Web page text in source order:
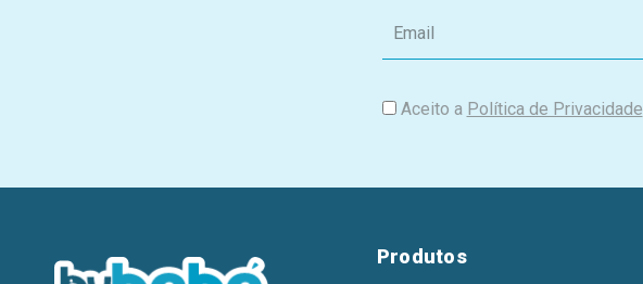
m
i
Aceito a Política de Privacidade
Produtos